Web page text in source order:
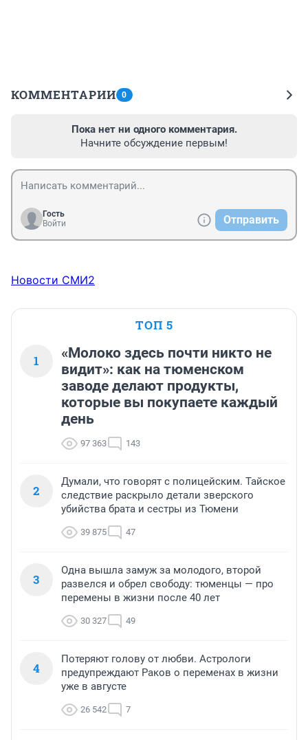
КОММЕНТАРИИ 0
Пока нет ни одного комментария.
Начните обсуждение первым!
Гость
Войти
Отправить
Новости СМИ2
ТОП 5
1
«Молоко здесь почти никто не
видит»: как на тюменском
заводе делают продукты,
которые вы покупаете каждый
день
97 363 143
2
Думали, что говорят с полицейским. Тайское
следствие раскрыло детали зверского
убийства брата и сестры из Тюмени
39 875 47
3
Одна вышла замуж за молодого, второй
развелся и обрел свободу: тюменцы — про
перемены в жизни после 40 лет
30 327 49
4
Потеряют голову от любви. Астрологи
предупреждают Раков о переменах в жизни
уже в августе
26 542 7